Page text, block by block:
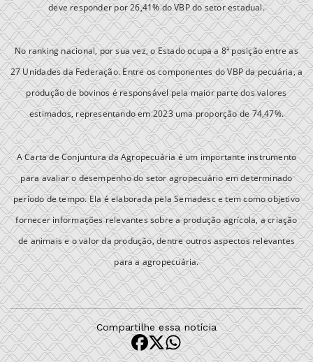
deve responder por 26,41% do VBP do setor estadual.
No ranking nacional, por sua vez, o Estado ocupa a 8ª posição entre as
27 Unidades da Federação. Entre os componentes do VBP da pecuária, a
produção de bovinos é responsável pela maior parte dos valores
estimados, representando em 2023 uma proporção de 74,47%.
A Carta de Conjuntura da Agropecuária é um importante instrumento
para avaliar o desempenho do setor agropecuário em determinado
período de tempo. Ela é elaborada pela Semadesc e tem como objetivo
fornecer informações relevantes sobre a produção agrícola, a criação
de animais e o valor da produção, dentre outros aspectos relevantes
para a agropecuária.
Compartilhe essa notícia